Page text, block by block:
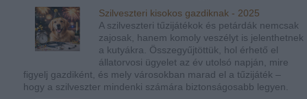
Szilveszteri kisokos gazdiknak - 2025
A szilveszteri tűzijátékok és petárdák nemcsak
zajosak, hanem komoly veszélyt is jelenthetnek
a kutyákra. Összegyűjtöttük, hol érhető el
állatorvosi ügyelet az év utolsó napján, mire
figyelj gazdiként, és mely városokban marad el a tűzijáték –
hogy a szilveszter mindenki számára biztonságosabb legyen.